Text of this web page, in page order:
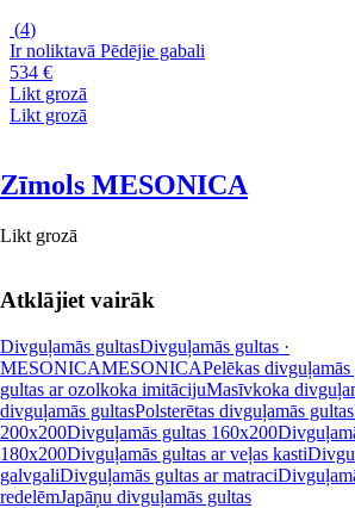
(4)
Ir noliktavā Pēdējie gabali
534 €
Likt grozā
Likt grozā
Zīmols MESONICA
Likt grozā
Atklājiet vairāk
Divguļamās gultasDivguļamās gultas ·
MESONICAMESONICAPelēkas divguļamās
gultas ar ozolkoka imitācijuMasīvkoka
divguļamās gultasPolsterētas divguļamās gultas
200x200Divguļamās gultas 160x200
180x200Divguļamās gultas ar veļas kasti
galvgaliDivguļamās gultas ar matraci
redelēmJapāņu divguļamās gultas